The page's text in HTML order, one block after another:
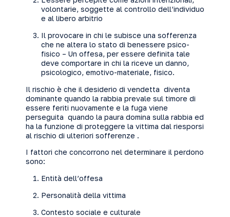
volontarie, soggette al controllo dell’individuo
e al libero arbitrio
Il provocare in chi le subisce una sofferenza
che ne altera lo stato di benessere psico-
fisico – Un offesa, per essere definita tale
deve comportare in chi la riceve un danno,
psicologico, emotivo-materiale, fisico.
Il rischio è che il desiderio di vendetta diventa
dominante quando la rabbia prevale sul timore di
essere feriti nuovamente e la fuga viene
perseguita quando la paura domina sulla rabbia ed
ha la funzione di proteggere la vittima dal riesporsi
al rischio di ulteriori sofferenze .
I fattori che concorrono nel determinare il perdono
sono:
Entità dell’offesa
Personalità della vittima
Contesto sociale e culturale